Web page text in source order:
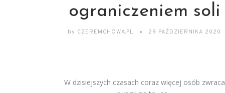
ograniczeniem soli
by CZEREMCHOWA.PL 29 PAŹDZIERNIKA 2020
W dzisiejszych czasach coraz więcej osób zwraca